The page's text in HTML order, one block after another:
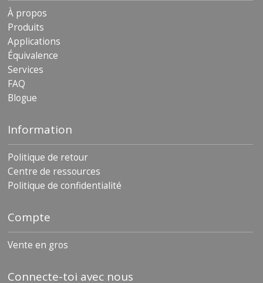
À propos
Produits
Applications
Équivalence
Services
FAQ
Blogue
Information
Politique de retour
Centre de ressources
Politique de confidentialité
Compte
Vente en gros
Connecte-toi avec nous